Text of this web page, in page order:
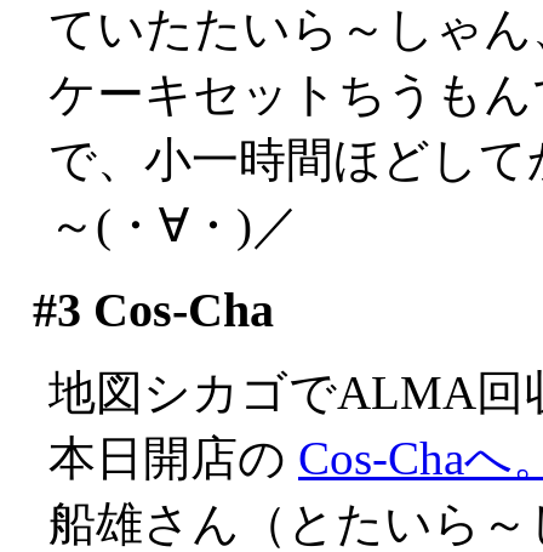
ていたたいら～しゃ
ケーキセットちうも
で、小一時間ほどし
～(・∀・)／
#3 Cos-Cha
地図シカゴでALMA回
本日開店の Cos-Chaへ
船雄さん（とたいら